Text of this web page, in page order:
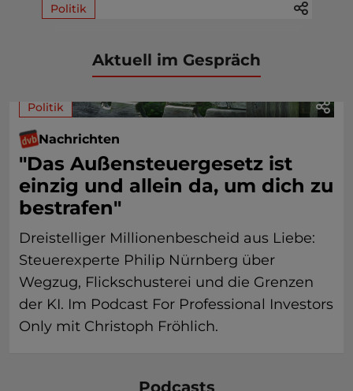
Politik
Aktuell im Gespräch
Politik
Nachrichten
"Das Außensteuergesetz ist
einzig und allein da, um dich zu
bestrafen"
Dreistelliger Millionenbescheid aus Liebe:
Steuerexperte Philip Nürnberg über
Wegzug, Flickschusterei und die Grenzen
der KI. Im Podcast For Professional Investors
Only mit Christoph Fröhlich.
Podcasts